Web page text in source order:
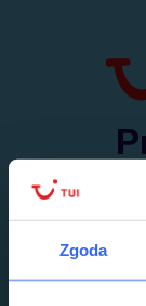
Zgoda
Przejdź